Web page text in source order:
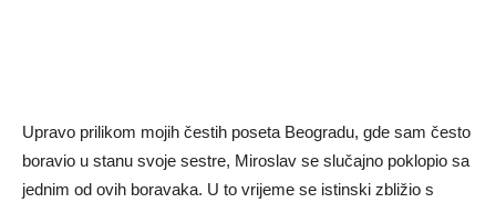
Upravo prilikom mojih čestih poseta Beogradu, gde sam često
boravio u stanu svoje sestre, Miroslav se slučajno poklopio sa
jednim od ovih boravaka. U to vrijeme se istinski zbližio s